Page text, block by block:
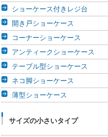
ショーケース付きレジ台
開き戸ショーケース
コーナーショーケース
アンティークショーケース
テーブル型ショーケース
ネコ脚ショーケース
薄型ショーケース
サイズの小さいタイプ